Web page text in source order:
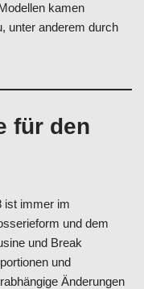
kamen
unter anderem durch
für den
ist immer im
und dem
und Break
und
Änderungen